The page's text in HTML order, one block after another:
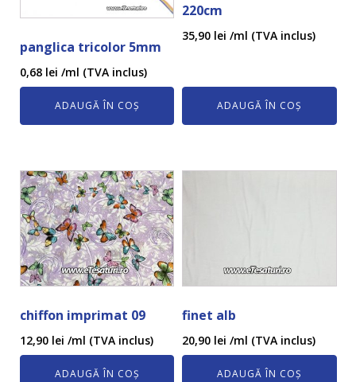
panglica tricolor 5mm
0,68 lei /ml (TVA inclus)
ADAUGĂ ÎN COȘ
220cm
35,90 lei /ml (TVA inclus)
ADAUGĂ ÎN COȘ
chiffon imprimat 09
12,90 lei /ml (TVA inclus)
ADAUGĂ ÎN COȘ
finet alb
20,90 lei /ml (TVA inclus)
ADAUGĂ ÎN COȘ